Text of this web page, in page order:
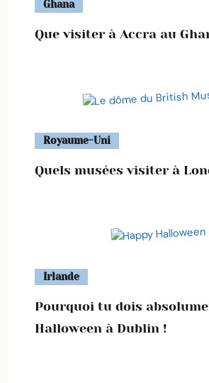
Ghana
Que visiter à Accra au
Royaume-Uni
Quels musées visiter à
Irlande
Pourquoi tu dois
Halloween à Dublin !